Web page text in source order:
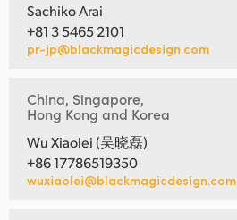
Sachiko Arai
+81 3 5465 2101
pr-jp@blackmagicdesign.com
China, Singapore,
Hong Kong and Korea
Wu Xiaolei (吴晓磊)
+86 17786519350
wuxiaolei@blackmagicdesign.com